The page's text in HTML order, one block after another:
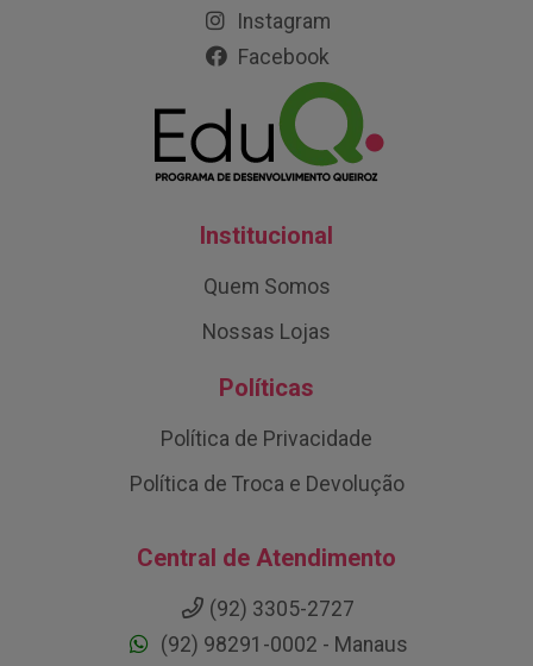
Instagram
Facebook
Institucional
Quem Somos
Nossas Lojas
Políticas
Política de Privacidade
Política de Troca e Devolução
Central de Atendimento
(92) 3305-2727
(92) 98291-0002 - Manaus